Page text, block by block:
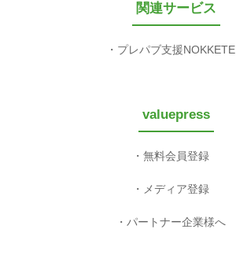
関連サービス
プレパブ支援NOKKETE
valuepress
無料会員登録
メディア登録
パートナー企業様へ